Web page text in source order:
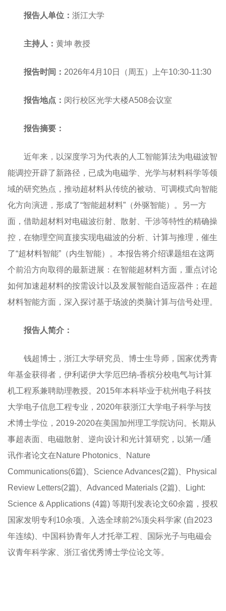
报告人单位： 浙江大学
主持人 ： 黄坤 教授
报告时间： 2026年4月 10日（周五）上午10:30-11:30
报告地点： 闵行校区光学大楼A508会议室
报告摘要：
近年来，以深度学习为代表的人工智能算法为电磁波智
能调控开辟了新路径，已成为电磁学、光学与材料科学等领
域的研究热点，推动超材料从传统的被动、可调模式向智能
化方向演进，形成了“智能超材料”（外驱智能）。另一方
面，借助超材料对电磁波衍射、散射、干涉等特性的精确操
控，在物理空间直接实现电磁波的分析、计算与推理，催生
了“超材料智能”（内生智能）。本报告将介绍课题组在这两
个前沿方向取得的最新进展：在智能超材料方面，重点讨论
如何加速超材料的按需设计以及发展智能自适应器件；在超
材料智能方面，深入探讨基于场波的类脑计算与信号处理。
报告人简介：
钱超博士，浙江大学研究员、博士生导师，国家优秀青
年基金获得者，伊利诺伊大学厄巴纳-香槟分校电气与计算
机工程系兼聘助理教授。 2015年本科毕业于杭州电子科技
大学电子信息工程专业， 2020年获浙江大学电子科学与技
术博士学位， 2019-2020在美国加州理工学院访问。长期从
事超表面、电磁散射、逆向设计和光计算研究，以第一/通
讯作者论文在Nature Photonics、
Nature
Communications(6篇)、 Science Advances(2篇)、
Physical
Review Letters(2篇)、 Advanced Materials (2篇)、
Light:
Science & Applications (4篇) 等期刊发表论文60余篇，授权
国家发明专利 10余项。入选全球前2%顶尖科学家 (自2023
年连续)、中国科协青年人才托举工程、国际光子与电磁会
议青年科学家、浙江省优秀博士学位论文等。